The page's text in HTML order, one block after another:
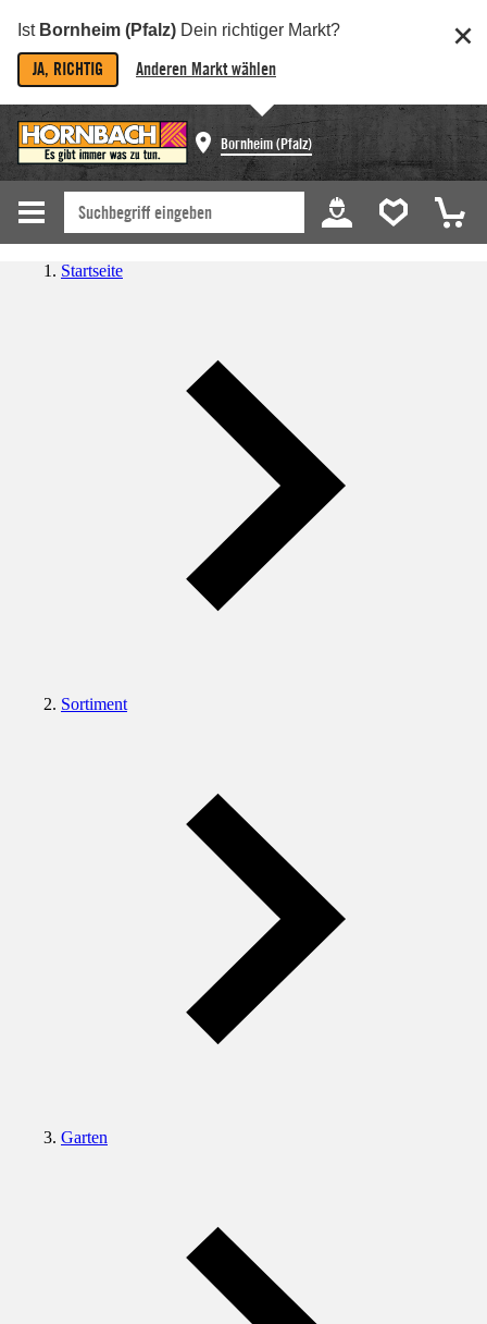
Ist Bornheim (Pfalz) Dein richtiger Markt?
JA, RICHTIG Anderen Markt wählen
Bornheim (Pfalz)
Startseite
Sortiment
Garten